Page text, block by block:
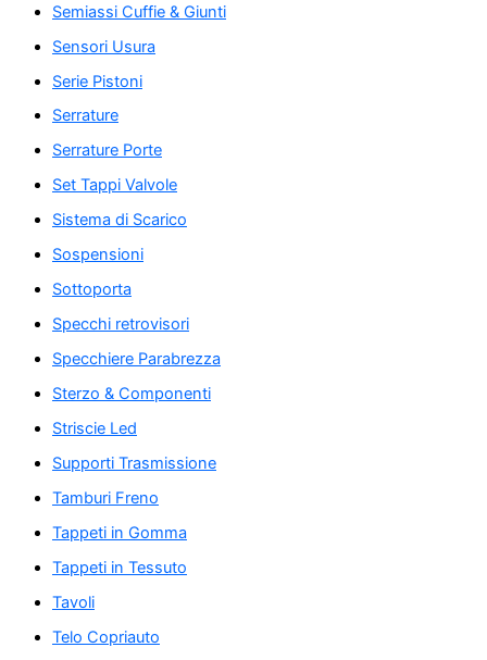
Semiassi Cuffie & Giunti
Sensori Usura
Serie Pistoni
Serrature
Serrature Porte
Set Tappi Valvole
Sistema di Scarico
Sospensioni
Sottoporta
Specchi retrovisori
Specchiere Parabrezza
Sterzo & Componenti
Striscie Led
Supporti Trasmissione
Tamburi Freno
Tappeti in Gomma
Tappeti in Tessuto
Tavoli
Telo Copriauto